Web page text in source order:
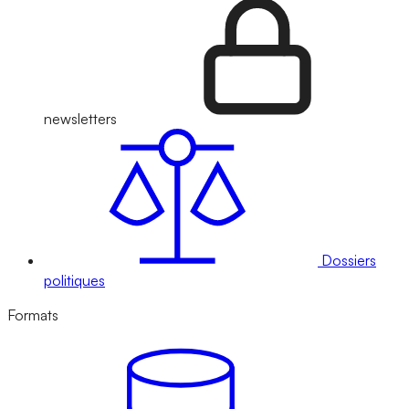
newsletters
Dossiers
politiques
Formats